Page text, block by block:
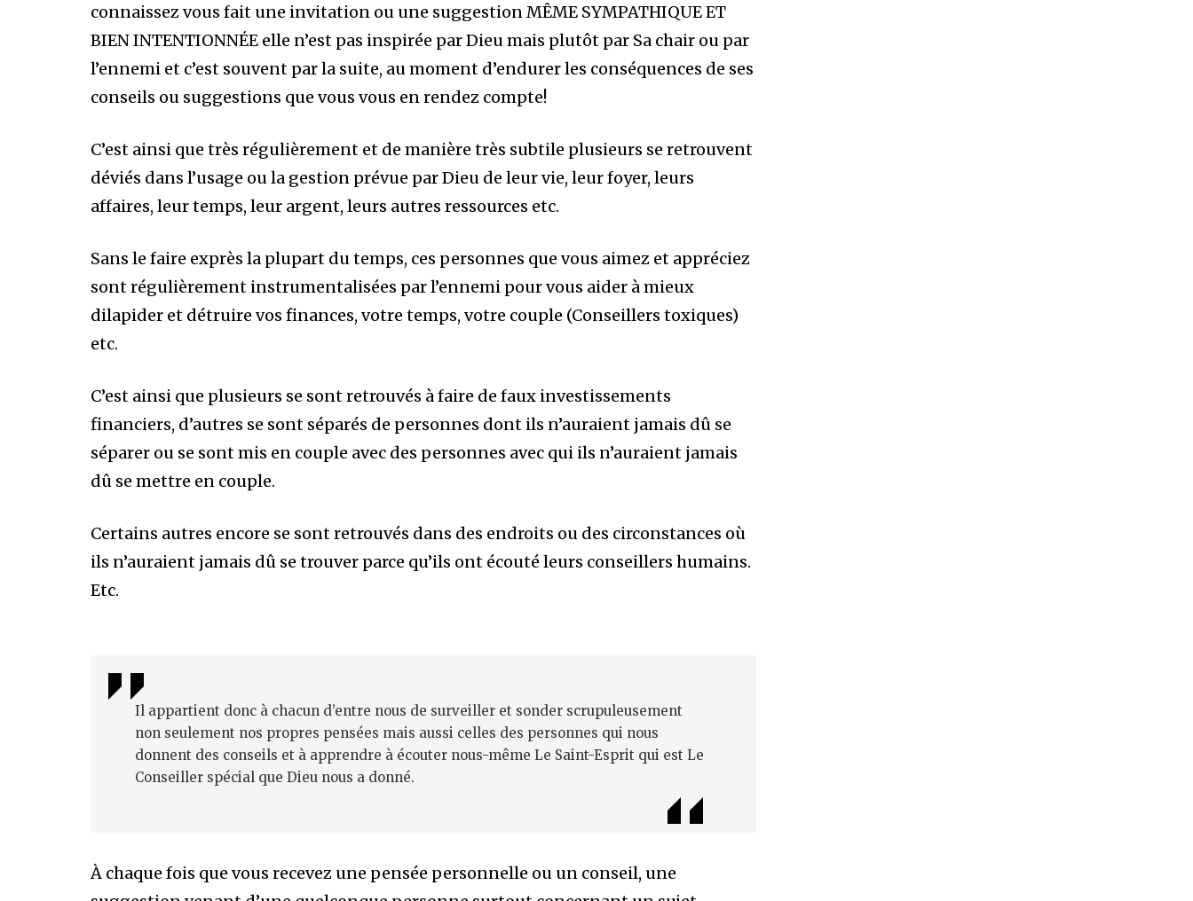
connaissez vous fait une invitation ou une suggestion MÊME SYMPATHIQUE ET
BIEN INTENTIONNÉE elle n’est pas inspirée par Dieu mais plutôt par Sa chair ou par
l’ennemi et c’est souvent par la suite, au moment d’endurer les conséquences de ses
conseils ou suggestions que vous vous en rendez compte!
C’est ainsi que très régulièrement et de manière très subtile plusieurs se retrouvent
déviés dans l’usage ou la gestion prévue par Dieu de leur vie, leur foyer, leurs
affaires, leur temps, leur argent, leurs autres ressources etc.
Sans le faire exprès la plupart du temps, ces personnes que vous aimez et appréciez
sont régulièrement instrumentalisées par l’ennemi pour vous aider à mieux
dilapider et détruire vos finances, votre temps, votre couple (Conseillers toxiques)
etc.
C’est ainsi que plusieurs se sont retrouvés à faire de faux investissements
financiers, d’autres se sont séparés de personnes dont ils n’auraient jamais dû se
séparer ou se sont mis en couple avec des personnes avec qui ils n’auraient jamais
dû se mettre en couple.
Certains autres encore se sont retrouvés dans des endroits ou des circonstances où
ils n’auraient jamais dû se trouver parce qu’ils ont écouté leurs conseillers humains.
Etc.
Il appartient donc à chacun d’entre nous de surveiller et sonder scrupuleusement
non seulement nos propres pensées mais aussi celles des personnes qui nous
donnent des conseils et à apprendre à écouter nous-même Le Saint-Esprit qui est Le
Conseiller spécial que Dieu nous a donné.
À chaque fois que vous recevez une pensée personnelle ou un conseil, une